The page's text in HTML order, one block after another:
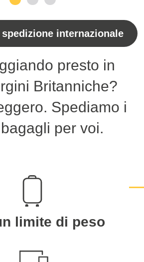
internazionale
presto in
Britanniche?
Spediamo i
per voi.
limite di peso